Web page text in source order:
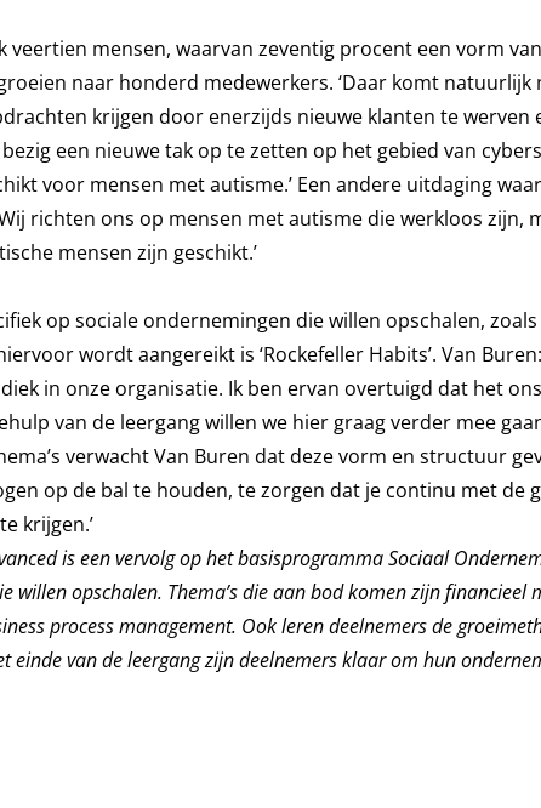
veertien mensen, waarvan zeventig procent een vorm
naar honderd medewerkers. ‘Daar komt natuurlijk
krijgen door enerzijds nieuwe klanten te werven
een nieuwe tak op te zetten op het gebied van
voor mensen met autisme.’ Een andere uitdaging
richten ons op mensen met autisme die werkloos
mensen zijn geschikt.’
op sociale ondernemingen die willen opschalen,
wordt aangereikt is ‘Rockefeller Habits’. Van
in onze organisatie. Ik ben ervan overtuigd dat het
van de leergang willen we hier graag verder mee
verwacht Van Buren dat deze vorm en structuur
op de bal te houden, te zorgen dat je continu met de
krijgen.’
is een vervolg op het basisprogramma Sociaal
willen opschalen. Thema’s die aan bod komen zijn financieel
process management. Ook leren deelnemers de
einde van de leergang zijn deelnemers klaar om hun